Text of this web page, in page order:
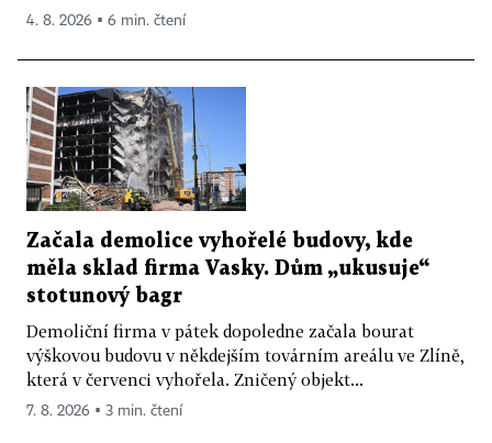
4. 8. 2026 ▪ 6 min. čtení
Začala demolice vyhořelé budovy, kde
měla sklad firma Vasky. Dům „ukusuje“
stotunový bagr
Demoliční firma v pátek dopoledne začala bourat
výškovou budovu v někdejším továrním areálu ve Zlíně,
která v červenci vyhořela. Zničený objekt...
7. 8. 2026 ▪ 3 min. čtení